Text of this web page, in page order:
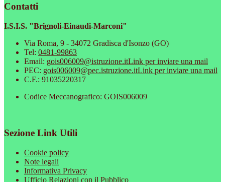
Contatti
I.S.I.S. "Brignoli-Einaudi-Marconi"
Via Roma, 9 - 34072 Gradisca d'Isonzo (GO)
Tel: 0481-99863
Email: gois006009@istruzione.itLink per inviare una mail
PEC: gois006009@pec.istruzione.itLink per inviare una mail
C.F.: 91035220317
Codice Meccanografico: GOIS006009
Sezione Link Utili
Cookie policy
Note legali
Informativa Privacy
Ufficio Relazioni con il Pubblico